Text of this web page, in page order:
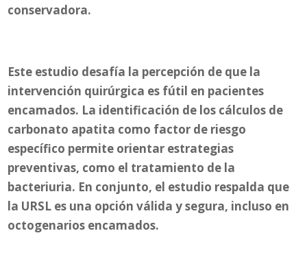
conservadora.
Este estudio desafía la percepción de que la
intervención quirúrgica es fútil en pacientes
encamados. La identificación de los cálculos de
carbonato apatita como factor de riesgo
específico permite orientar estrategias
preventivas, como el tratamiento de la
bacteriuria. En conjunto, el estudio respalda que
la URSL es una opción válida y segura, incluso en
octogenarios encamados.